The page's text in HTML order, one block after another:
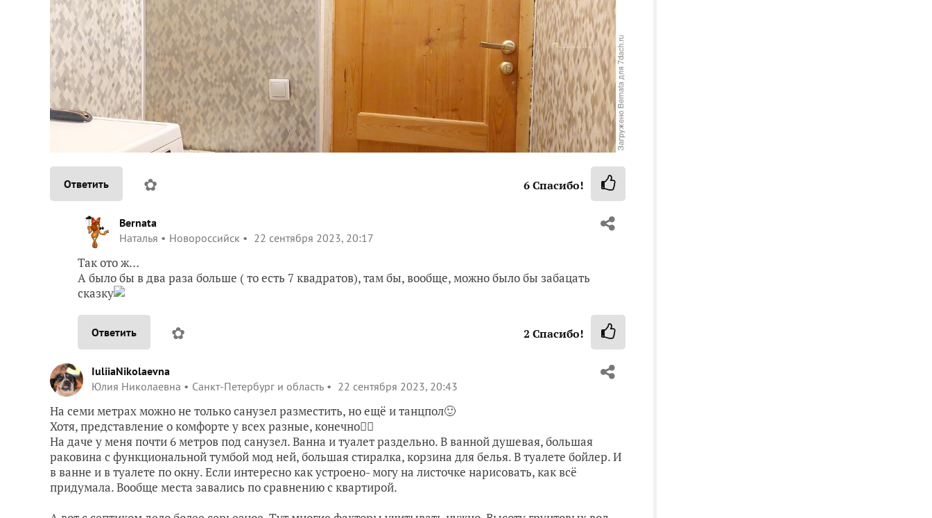
Ответить ✿ 6Спасибо!
Bernata
Наталья
Новороссийск 22 сентября 2023, 20:17
Так ото ж…
А было бы в два раза больше ( то есть 7 квадратов), там бы, вообще, можно было бы забацать
сказку
Ответить ✿ 2 Спасибо!
IuliiaNikolaevna
Юлия Николаевна
Санкт-Петербург и область 22 сентября 2023, 20:43
На семи метрах можно не только санузел разместить, но ещё и танцпол🙂
Хотя, представление о комфорте у всех разные, конечно🤷‍♀️
На даче у меня почти 6 метров под санузел. Ванна и туалет раздельно. В ванной душевая, большая
раковина с функциональной тумбой мод ней, большая стиралка, корзина для белья. В туалете бойлер. И
в ванне и в туалете по окну. Если интересно как устроено- могу на листочке нарисовать, как всё
придумала. Вообще места завались по сравнению с квартирой.